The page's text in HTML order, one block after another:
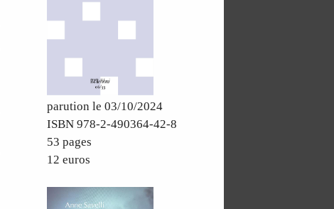
parution le 03/10/2024
ISBN 978-2-490364-42-8
53 pages
12 euros